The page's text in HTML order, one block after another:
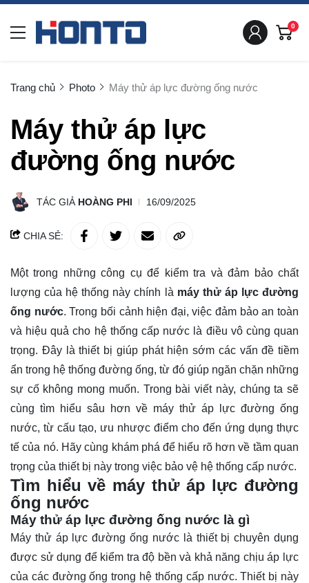
0
Trang chủ Photo Máy thử áp lực đường ống nước
Máy thử áp lực
đường ống nước
TÁC GIẢ HOÀNG PHI 16/09/2025
CHIA SẺ:
Một trong những công cụ để kiểm tra và đảm bảo chất
lượng của hệ thống này chính là máy thử áp lực đường
ống nước. Trong bối cảnh hiện đại, việc đảm bảo an toàn
và hiệu quả cho hệ thống cấp nước là điều vô cùng quan
trọng. Đây là thiết bị giúp phát hiện sớm các vấn đề tiềm
ẩn trong hệ thống đường ống, từ đó giúp ngăn chặn những
sự cố không mong muốn. Trong bài viết này, chúng ta sẽ
cùng tìm hiểu sâu hơn về máy thử áp lực đường ống
nước, từ cấu tạo, ưu nhược điểm cho đến ứng dụng thực
tế của nó. Hãy cùng khám phá để hiểu rõ hơn về tầm quan
trọng của thiết bị này trong việc bảo vệ hệ thống cấp nước.
Tìm hiểu về máy thử áp lực đường
ống nước
Máy thử áp lực đường ống nước là gì
Máy thử áp lực đường ống nước là thiết bị chuyên dụng
được sử dụng để kiểm tra độ bền và khả năng chịu áp lực
của các đường ống trong hệ thống cấp nước. Thiết bị này